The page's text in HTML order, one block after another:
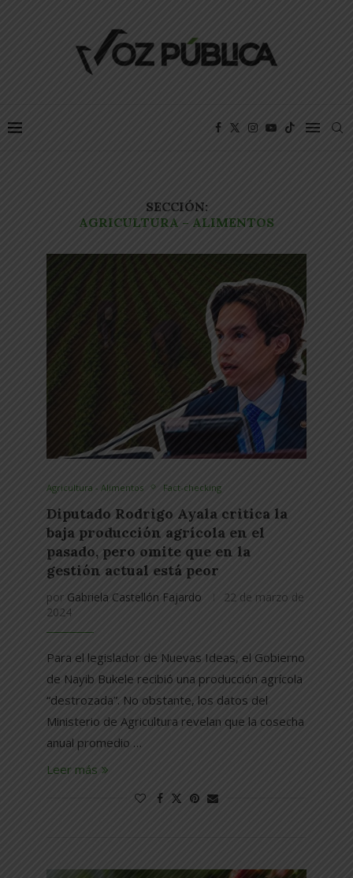
SECCIÓN:
AGRICULTURA – ALIMENTOS
Agricultura - Alimentos Fact-checking
Diputado Rodrigo Ayala critica la
baja producción agrícola en el
pasado, pero omite que en la
gestión actual está peor
por Gabriela Castellón Fajardo
22 de marzo de
2024
Para el legislador de Nuevas Ideas, el Gobierno
de Nayib Bukele recibió una producción agrícola
“destrozada”. No obstante, los datos del
Ministerio de Agricultura revelan que la cosecha
anual promedio …
Leer más